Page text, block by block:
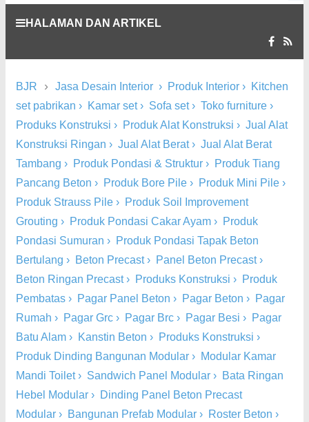
HALAMAN DAN ARTIKEL
BJR › Jasa Desain Interior › Produk Interior › Kitchen
set pabrikan › Kamar set› Sofa set› Toko furniture ›
Produks Konstruksi › Produk Alat Konstruksi › Jual Alat
Konstruksi Ringan › Jual Alat Berat› Jual Alat Berat
Tambang › Produk Pondasi & Struktur › Produk Tiang
Pancang Beton › Produk Bore Pile › Produk Mini Pile ›
Produk Strauss Pile › Produk Soil Improvement
Grouting › Produk Pondasi Cakar Ayam › Produk
Pondasi Sumuran › Produk Pondasi Tapak Beton
Bertulang › Beton Precast› Panel Beton Precast›
Beton Ringan Precast› Produks Konstruksi › Produk
Pembatas › Pagar Panel Beton › Pagar Beton › Pagar
Rumah › Pagar Grc › Pagar Brc › Pagar Besi › Pagar
Batu Alam › Kanstin Beton › Produks Konstruksi ›
Produk Dinding Bangunan Modular › Modular Kamar
Mandi Toilet› Sandwich Panel Modular › Bata Ringan
Hebel Modular › Dinding Panel Beton Precast
Modular › Bangunan Prefab Modular › Roster Beton ›